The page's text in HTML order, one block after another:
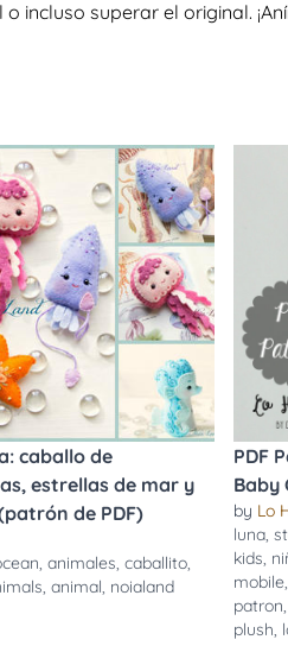
incluso superar el original.
caballo de
estrellas de mar y
de PDF)
, animales, caballito,
, animal, noialand
PDF
Baby
by Lo
luna,
kids,
mobile,
patron,
plush,